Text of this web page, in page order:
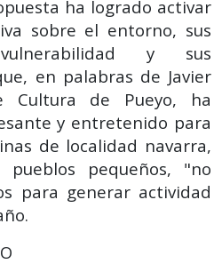
ha logrado activar
sobre el entorno, sus
y sus
en palabras de Javier
Cultura de Pueyo, ha
y entretenido para
de localidad navarra,
pueblos pequeños, "no
para generar actividad